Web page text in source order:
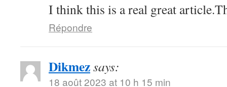
I think this is a real great
Répondre
Dikmezsays:
18 août 2023 at 10 h 15 min